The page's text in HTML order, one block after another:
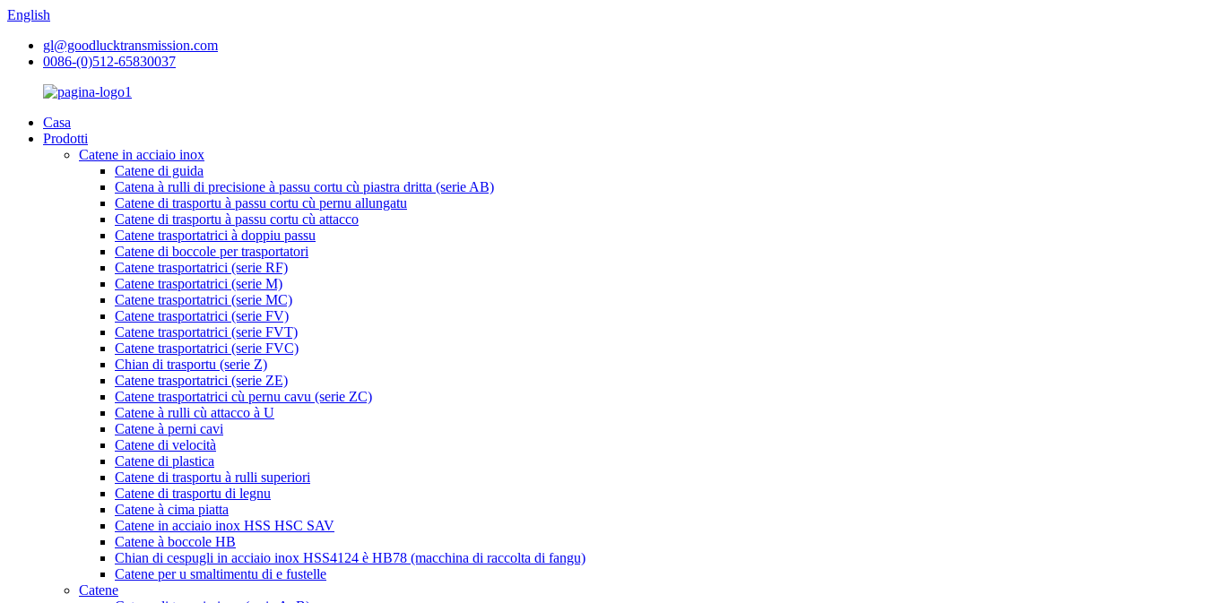
English
gl@goodlucktransmission.com
0086-(0)512-65830037
Casa
Prodotti
Catene in acciaio inox
Catene di guida
Catena à rulli di precisione à passu cortu cù piastra dritta (serie AB)
Catene di trasportu à passu cortu cù pernu allungatu
Catene di trasportu à passu cortu cù attacco
Catene trasportatrici à doppiu passu
Catene di boccole per trasportatori
Catene trasportatrici (serie RF)
Catene trasportatrici (serie M)
Catene trasportatrici (serie MC)
Catene trasportatrici (serie FV)
Catene trasportatrici (serie FVT)
Catene trasportatrici (serie FVC)
Chian di trasportu (serie Z)
Catene trasportatrici (serie ZE)
Catene trasportatrici cù pernu cavu (serie ZC)
Catene à rulli cù attacco à U
Catene à perni cavi
Catene di velocità
Catene di plastica
Catene di trasportu à rulli superiori
Catene di trasportu di legnu
Catene à cima piatta
Catene in acciaio inox HSS HSC SAV
Catene à boccole HB
Chian di cespugli in acciaio inox HSS4124 è HB78 (macchina di raccolta di fangu)
Catene per u smaltimentu di e fustelle
Catene